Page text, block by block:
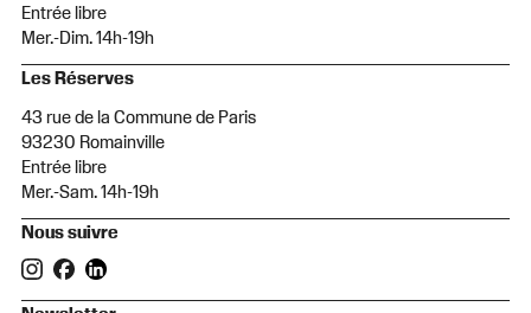
Entrée libre
Mer.-Dim. 14h-19h
Les Réserves
43 rue de la Commune de Paris
93230 Romainville
Entrée libre
Mer.-Sam. 14h-19h
Nous suivre